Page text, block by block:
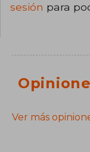
sesión para
Ver más